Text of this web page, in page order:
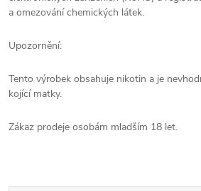
a omezování chemických látek.
Upozornění:
Tento výrobek obsahuje nikotin a je
kojící matky.
Zákaz prodeje osobám mladším 18 let.